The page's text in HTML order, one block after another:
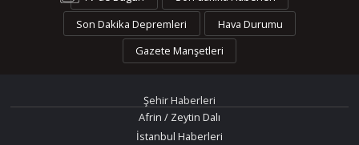
Son Dakika Depremleri
Hava Durumu
Gazete Manşetleri
Şehir Haberleri
Afrin / Zeytin Dalı
İstanbul Haberleri